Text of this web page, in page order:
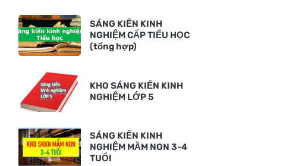
SÁNG KIẾN KINH
NGHIỆM CẤP TIỂU HỌC
(tổng hợp)
KHO SÁNG KIẾN KINH
NGHIỆM LỚP 5
SÁNG KIẾN KINH
NGHIỆM MẦM NON 3-4
TUỔI